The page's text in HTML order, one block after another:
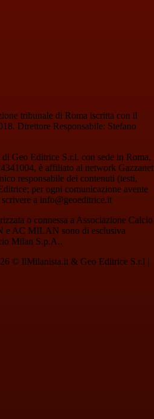
tribunale di Roma iscritta con il
Direttore Responsabile: Stefano
Geo Editrice S.r.l. con sede in Roma,
è affiliato al network Gazzanet
responsabile dei contenuti (testi,
per ogni comunicazione avente
a info@geoeditrice.it
o connessa a Associazione Calcio
AC MILAN sono di esclusiva
Milan S.p.A..
© IlMilanista.it & Geo Editrice S.r.l |